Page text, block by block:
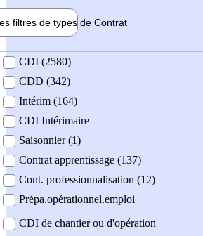
filtres de types de Contrat
contrat
CDI (2580)
CDD (342)
Intérim (164)
CDI Intérimaire
Saisonnier (1)
Contrat apprentissage (137)
Cont. professionnalisation (12)
Prépa.opérationnel.emploi
CDI de chantier ou d'opération